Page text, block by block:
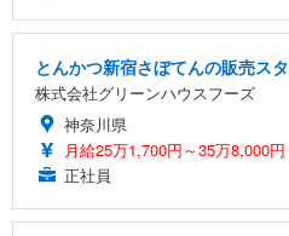
とんかつ新宿さぼてんの販売ス
株式会社グリーンハウスフーズ
神奈川県
月給25万1,700円～35万8,000円
正社員